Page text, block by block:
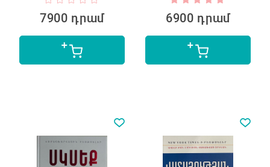
7900 դրամ 6900 դրամ